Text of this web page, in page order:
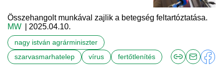
Összehangolt munkával zajlik a betegség feltartóztatása.
MW
| 2025.04.10.
nagy istván agrárminiszter
szarvasmarhatelep
vírus fertőtlenítés